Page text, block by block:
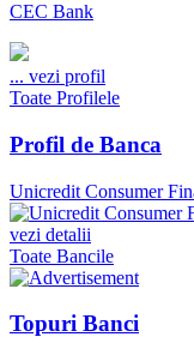
CEC Bank
... vezi profil
Toate Profilele
Profil de Banca
Unicredit Consumer
vezi detalii
Toate Bancile
Topuri Banci